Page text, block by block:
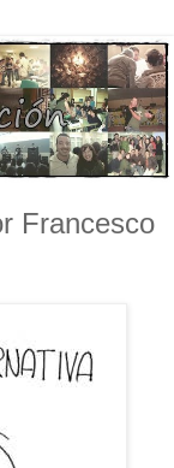
Francesco